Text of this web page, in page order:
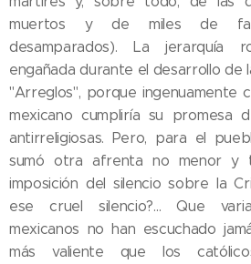
muertos y de miles de
desamparados). La jerarquía
engañada durante el desarrollo de
"Arreglos", porque ingenuamente
mexicano cumpliría su promesa
antirreligiosas. Pero, para el
sumó otra afrenta no menor y
imposición del silencio sobre la
ese cruel silencio?... Que
mexicanos no han escuchado
más valiente que los